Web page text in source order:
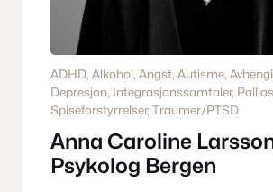
ADHD, Alkohol, Angst, Autisme,
Depresjon, Integrasjonssamtaler,
Spiseforstyrrelser, Traumer/PTSD
Anna Caroline
Psykolog Bergen